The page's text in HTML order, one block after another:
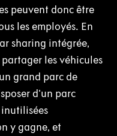
peuvent donc être
les employés. En
sharing intégrée,
les véhicules
grand parc de
d'un parc
y gagne, et